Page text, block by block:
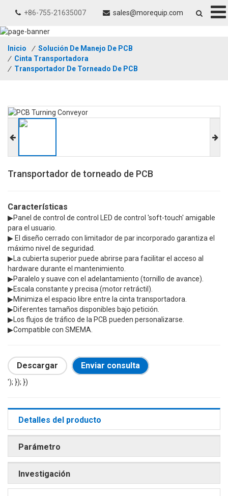
+86-755-21635007 sales@morequip.com
Inicio / Solución De Manejo De PCB
/ Cinta Transportadora
/ Transportador De Torneado De PCB
Transportador de torneado de PCB
Características
▶Panel de control de control LED de control 'soft-touch' amigable
para el usuario.
▶ El diseño cerrado con limitador de par incorporado garantiza el
máximo nivel de seguridad.
▶La cubierta superior puede abrirse para facilitar el acceso al
hardware durante el mantenimiento.
▶Paralelo y suave con el adelantamiento (tornillo de avance).
▶Escala constante y precisa (motor retráctil).
▶Minimiza el espacio libre entre la cinta transportadora.
▶Diferentes tamaños disponibles bajo petición.
▶Los flujos de tráfico de la PCB pueden personalizarse.
▶Compatible con SMEMA.
Descargar Enviar consulta
'); }); })
Detalles del producto
Parámetro
Investigación